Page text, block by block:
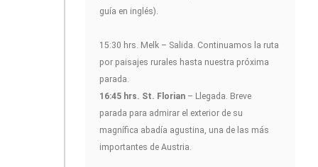
guía en inglés).
15:30 hrs. Melk – Salida. Continuamos la ruta
por paisajes rurales hasta nuestra próxima
parada.
16:45 hrs. St. Florian – Llegada. Breve
parada para admirar el exterior de su
magnífica abadía agustina, una de las más
importantes de Austria.